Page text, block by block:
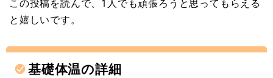
この投稿を読んで、1人でも頑張ろうと思ってもらえる
と嬉しいです。
基礎体温の詳細